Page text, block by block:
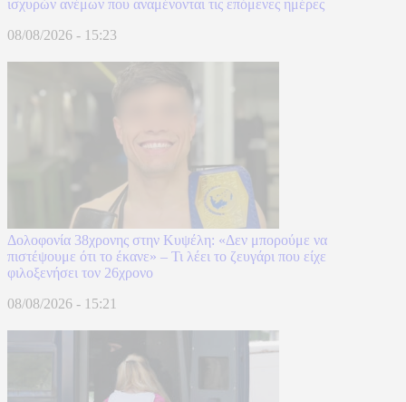
ισχυρών ανέμων που αναμένονται τις επόμενες ημέρες
08/08/2026 - 15:23
Δολοφονία 38χρονης στην Κυψέλη: «Δεν μπορούμε να
πιστέψουμε ότι το έκανε» – Τι λέει το ζευγάρι που είχε
φιλοξενήσει τον 26χρονο
08/08/2026 - 15:21